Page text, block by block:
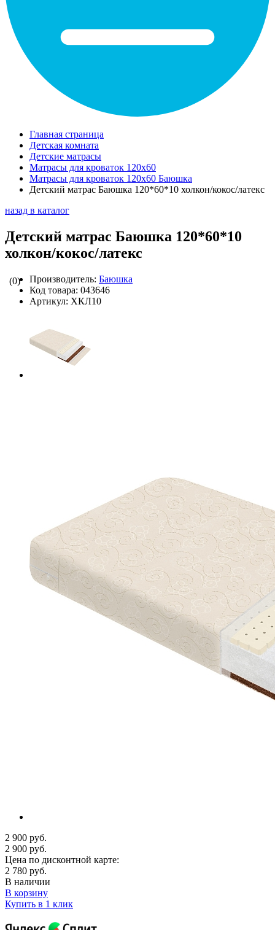
Главная страница
Детская комната
Детские матрасы
Матрасы для кроваток 120х60
Матрасы для кроваток 120х60 Баюшка
Детский матрас Баюшка 120*60*10 холкон/кокос/латекс
назад в каталог
Детский матрас Баюшка 120*60*10
холкон/кокос/латекс
(0) Производитель: Баюшка
Код товара: 043646
Артикул: ХКЛ10
2 900 руб.
2 900 руб.
Цена по дисконтной карте:
2 780 руб.
В наличии
В корзину
Купить в 1 клик